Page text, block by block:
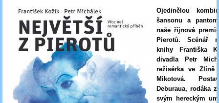
Ojedinělou
šansonu a
naše říjnová
Pierotů. Scénář
knihy Františka
divadla Petr
režisérka ve Zlíně
Mikotová.
Deburaua, rodáka
svým hereckým